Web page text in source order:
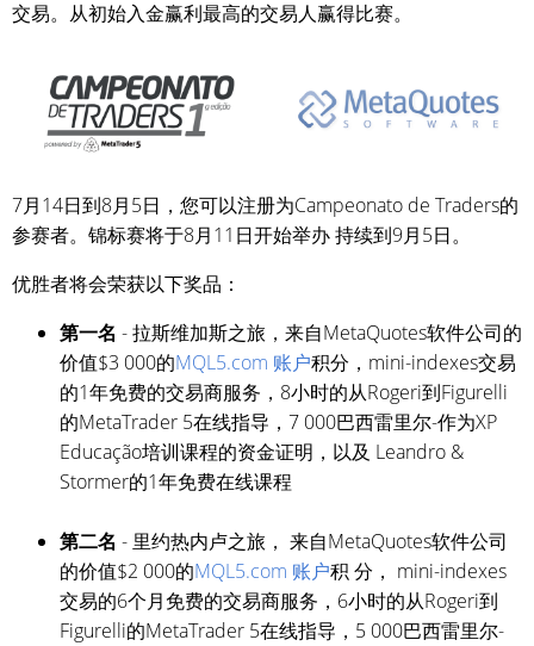
交易。从初始入金赢利最高的交易人赢得比赛。
7月14日到8月5日，您可以注册为Campeonato de Traders的
参赛者。锦标赛将于8月11日开始举办 持续到9月5日。
优胜者将会荣获以下奖品：
第一名 - 拉斯维加斯之旅，来自MetaQuotes软件公司的
价值$3 000的MQL5.com 账户积分，mini-indexes交易
的1年免费的交易商服务，8小时的从Rogeri到Figurelli
的MetaTrader 5在线指导，7 000巴西雷里尔-作为XP
Educação培训课程的资金证明，以及 Leandro &
Stormer的1年免费在线课程
第二名 - 里约热内卢之旅， 来自MetaQuotes软件公司
的价值$2 000的MQL5.com 账户积 分， mini-indexes
交易的6个月免费的交易商服务，6小时的从Rogeri到
Figurelli的MetaTrader 5在线指导，5 000巴西雷里尔-